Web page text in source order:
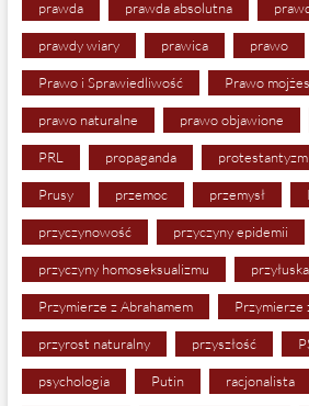
prawda prawda absolutna
prawdy wiary prawica prawo
Prawo i Sprawiedliwość Prawo
prawo naturalne prawo objawione
PRL propaganda protestantyzm
Prusy przemoc przemysł
przyczynowość przyczyny epidemii
przyczyny homoseksualizmu przyłuska
Przymierze z Abrahamem Przymierze
przyrost naturalny przyszłość
psychologia Putin racjonalista